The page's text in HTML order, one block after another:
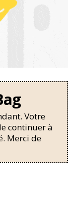
Votre
continuer à
Merci de